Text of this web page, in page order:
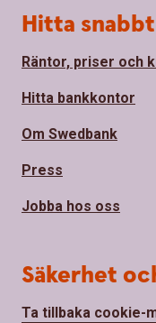
Hitta snabbt
Räntor, priser och
Hitta bankkontor
Om Swedbank
Press
Jobba hos oss
Säkerhet
Ta tillbaka cookie-